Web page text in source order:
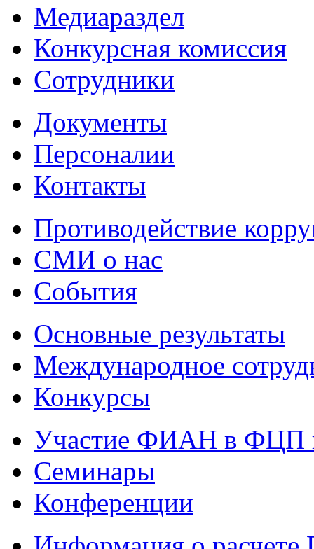
Медиараздел
Конкурсная комиссия
Сотрудники
Документы
Персоналии
Контакты
Противодействие
СМИ о нас
События
Основные результаты
Международное
Конкурсы
Участие ФИАН в ФЦП
Семинары
Конференции